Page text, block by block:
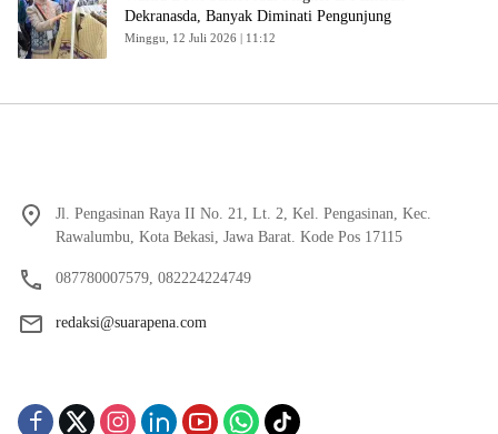
Dekranasda, Banyak Diminati Pengunjung
Minggu, 12 Juli 2026 | 11:12
Jl. Pengasinan Raya II No. 21, Lt. 2, Kel. Pengasinan, Kec.
Rawalumbu, Kota Bekasi, Jawa Barat. Kode Pos 17115
087780007579, 082224224749
redaksi@suarapena.com